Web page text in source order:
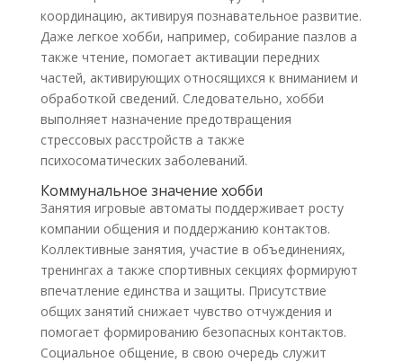
координацию, активируя познавательное развитие.
Даже легкое хобби, например, собирание пазлов а
также чтение, помогает активации передних
частей, активирующих относящихся к вниманием и
обработкой сведений. Следовательно, хобби
выполняет назначение предотвращения
стрессовых расстройств а также
психосоматических заболеваний.
Коммунальное значение хобби
Занятия игровые автоматы поддерживает росту
компании общения и поддержанию контактов.
Коллективные занятия, участие в объединениях,
тренингах а также спортивных секциях формируют
впечатление единства и защиты. Присутствие
общих занятий снижает чувство отчуждения и
помогает формированию безопасных контактов.
Социальное общение, в свою очередь служит